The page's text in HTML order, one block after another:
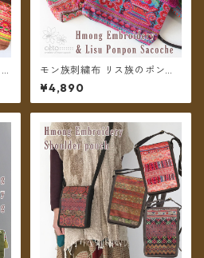
モン族刺繍布 リス族のポンポ
ンのサコッシュ ショルダーポ
ーチ ＊メール便送料無料＊
¥4,890